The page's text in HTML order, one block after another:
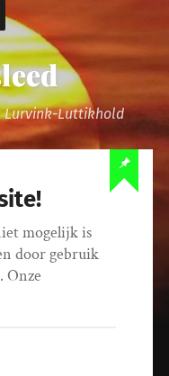
Lurvink-Luttikhold
mogelijk is
door gebruik
Onze